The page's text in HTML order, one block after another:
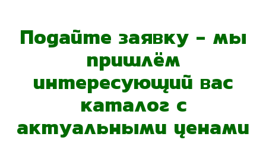
Подайте заявку - мы
пришлём
интересующий вас
каталог с
актуальными ценами